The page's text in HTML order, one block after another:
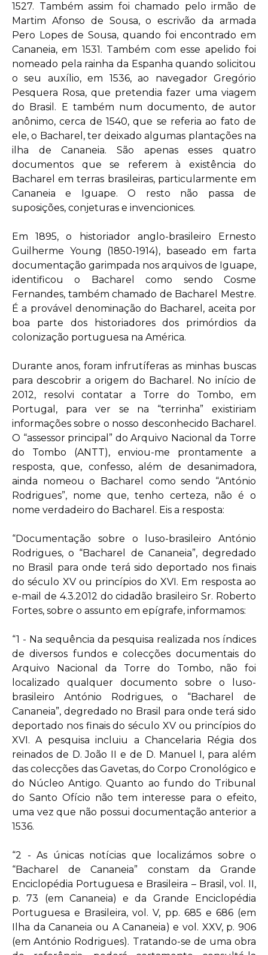
1527. Também assim foi chamado pelo irmão de
Martim Afonso de Sousa, o escrivão da armada
Pero Lopes de Sousa, quando foi encontrado em
Cananeia, em 1531. Também com esse apelido foi
nomeado pela rainha da Espanha quando solicitou
o seu auxílio, em 1536, ao navegador Gregório
Pesquera Rosa, que pretendia fazer uma viagem
do Brasil. E também num documento, de autor
anônimo, cerca de 1540, que se referia ao fato de
ele, o Bacharel, ter deixado algumas plantações na
ilha de Cananeia. São apenas esses quatro
documentos que se referem à existência do
Bacharel em terras brasileiras, particularmente em
Cananeia e Iguape. O resto não passa de
suposições, conjeturas e invencionices.
Em 1895, o historiador anglo-brasileiro Ernesto
Guilherme Young (1850-1914), baseado em farta
documentação garimpada nos arquivos de Iguape,
identificou o Bacharel como sendo Cosme
Fernandes, também chamado de Bacharel Mestre.
É a provável denominação do Bacharel, aceita por
boa parte dos historiadores dos primórdios da
colonização portuguesa na América.
Durante anos, foram infrutíferas as minhas buscas
para descobrir a origem do Bacharel. No início de
2012, resolvi contatar a Torre do Tombo, em
Portugal, para ver se na “terrinha” existiriam
informações sobre o nosso desconhecido Bacharel.
O “assessor principal” do Arquivo Nacional da Torre
do Tombo (ANTT), enviou-me prontamente a
resposta, que, confesso, além de desanimadora,
ainda nomeou o Bacharel como sendo “António
Rodrigues”, nome que, tenho certeza, não é o
nome verdadeiro do Bacharel. Eis a resposta:
“Documentação sobre o luso-brasileiro António
Rodrigues, o “Bacharel de Cananeia”, degredado
no Brasil para onde terá sido deportado nos finais
do século XV ou princípios do XVI. Em resposta ao
e-mail de 4.3.2012 do cidadão brasileiro Sr. Roberto
Fortes, sobre o assunto em epígrafe, informamos:
“1 - Na sequência da pesquisa realizada nos índices
de diversos fundos e colecções documentais do
Arquivo Nacional da Torre do Tombo, não foi
localizado qualquer documento sobre o luso-
brasileiro António Rodrigues, o “Bacharel de
Cananeia”, degredado no Brasil para onde terá sido
deportado nos finais do século XV ou princípios do
XVI. A pesquisa incluiu a Chancelaria Régia dos
reinados de D. João II e de D. Manuel I, para além
das colecções das Gavetas, do Corpo Cronológico e
do Núcleo Antigo. Quanto ao fundo do Tribunal
do Santo Ofício não tem interesse para o efeito,
uma vez que não possui documentação anterior a
1536.
“2 - As únicas notícias que localizámos sobre o
“Bacharel de Cananeia” constam da Grande
Enciclopédia Portuguesa e Brasileira – Brasil, vol. II,
p. 73 (em Cananeia) e da Grande Enciclopédia
Portuguesa e Brasileira, vol. V, pp. 685 e 686 (em
Ilha da Cananeia ou A Cananeia) e vol. XXV, p. 906
(em António Rodrigues). Tratando-se de uma obra